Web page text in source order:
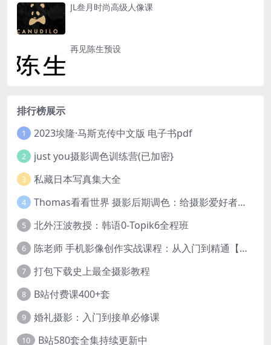
JL叁月时尚高级人像课
再见陈生预设
排行榜展示
1 2023埃隆·马斯克传中文版 电子书pdf
2 just you摄影调色训练营(已加密}
3 私藏日本写真集大全
4 Thomas看看世界 摄影后期调色：给摄影爱好者的色彩课 网盘下载
5 北外汪波教授：韩语0-Topik6全程班
6 陈老师 手机影像创作实战课程：从入门到精通【完结】
7 打包下载史上最全摄影教程
8 B站付费课400+套
9 婚礼摄影：入门到接单必修课
10 B站580套全集持续更新中